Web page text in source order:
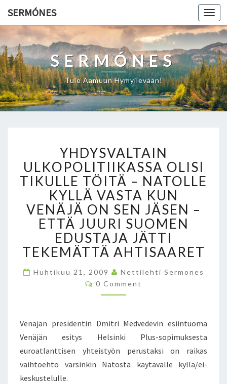
SERMÓNES
SERMÓNES
Tule Aamuun Hymyilevään!
H
D
Y
S
V
A
L
T
A
I
U
L
K
P
L
I
T
YHDYSVALTAIN
ULKOPOLITIIKASSA OLISI
TIKULLE TÖITÄ – NATOLLE
KYLLÄ VASTA KUN
VENÄJÄ ON SEN JÄSEN –
ETTÄ JUURI SUOMEN
EDUSTAJA JÄTTI
TEKEMÄTTÄ AHTISAARET
Huhtikuu 21, 2009
Nettilehti Sermones
C
O
N
T
0 Comment
Venäjän presidentin Dmitri Medvedevin esiintuoma
Venäjän esitys Helsinki Plus-sopimuksesta
euroatlanttisen yhteistyön perustaksi on raikas
vaihtoehto varsinkin Natosta käytävälle kyllä/ei-
keskustelulle.